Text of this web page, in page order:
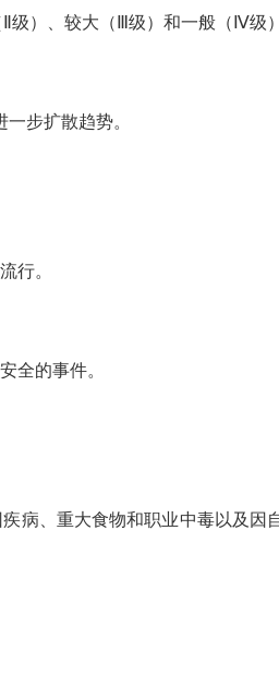
）、较大（Ⅲ级）和一般（Ⅳ级）
步扩散趋势。
行。
全的事件。
病、重大食物和职业中毒以及因